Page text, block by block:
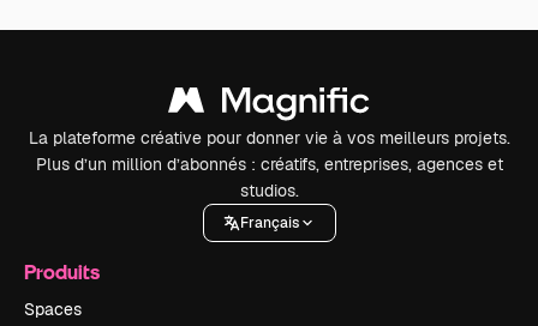
La plateforme créative pour donner vie à vos meilleurs projets.
Plus d’un million d’abonnés : créatifs, entreprises, agences et
studios.
Français
Produits
Spaces